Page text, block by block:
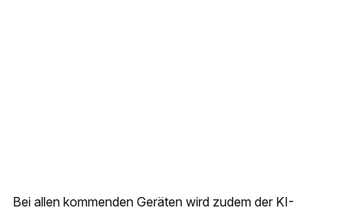
Bei allen kommenden Geräten wird zudem der KI-